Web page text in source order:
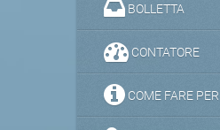
BOLLETTA
CONTATORE
COME FARE PER...